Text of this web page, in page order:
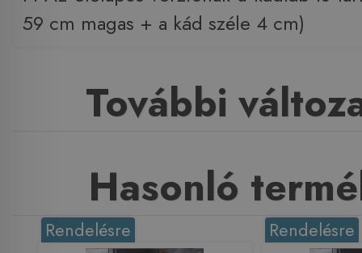
59 cm magas + a kád széle 4 cm)
További
Hasonló
Rendelésre Rendelésre